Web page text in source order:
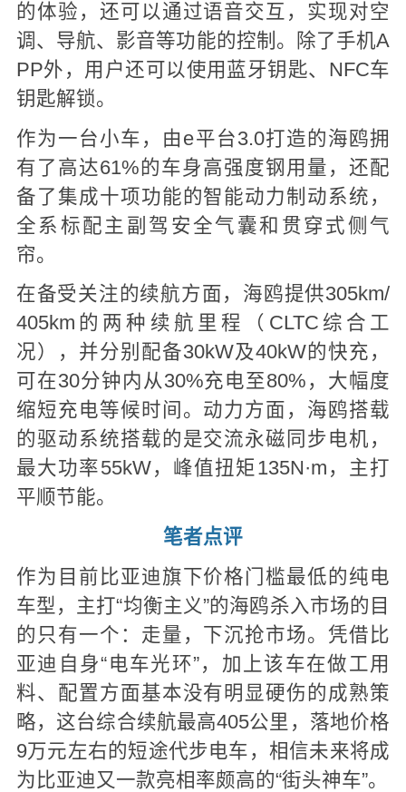
的体验，还可以通过语音交互，实现对空
调、导航、影音等功能的控制。除了手机A
PP外，用户还可以使用蓝牙钥匙、NFC车
钥匙解锁。
作为一台小车，由e平台3.0打造的海鸥拥
有了高达61%的车身高强度钢用量，还配
备了集成十项功能的智能动力制动系统，
全系标配主副驾安全气囊和贯穿式侧气
帘。
在备受关注的续航方面，海鸥提供305km/
405km的两种续航里程（CLTC综合工
况），并分别配备30kW及40kW的快充，
可在30分钟内从30%充电至80%，大幅度
缩短充电等候时间。动力方面，海鸥搭载
的驱动系统搭载的是交流永磁同步电机，
最大功率55kW，峰值扭矩135N·m，主打
平顺节能。
笔者点评
作为目前比亚迪旗下价格门槛最低的纯电
车型，主打“均衡主义”的海鸥杀入市场的目
的只有一个：走量，下沉抢市场。凭借比
亚迪自身“电车光环”，加上该车在做工用
料、配置方面基本没有明显硬伤的成熟策
略，这台综合续航最高405公里，落地价格
9万元左右的短途代步电车，相信未来将成
为比亚迪又一款亮相率颇高的“街头神车”。